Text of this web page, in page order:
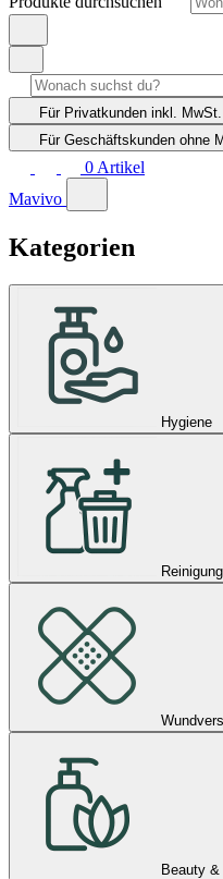
Für Privatkunden inkl. MwSt.
Für Geschäftskunden ohne
0 Artikel
Mavivo
Kategorien
Hygiene
Beauty